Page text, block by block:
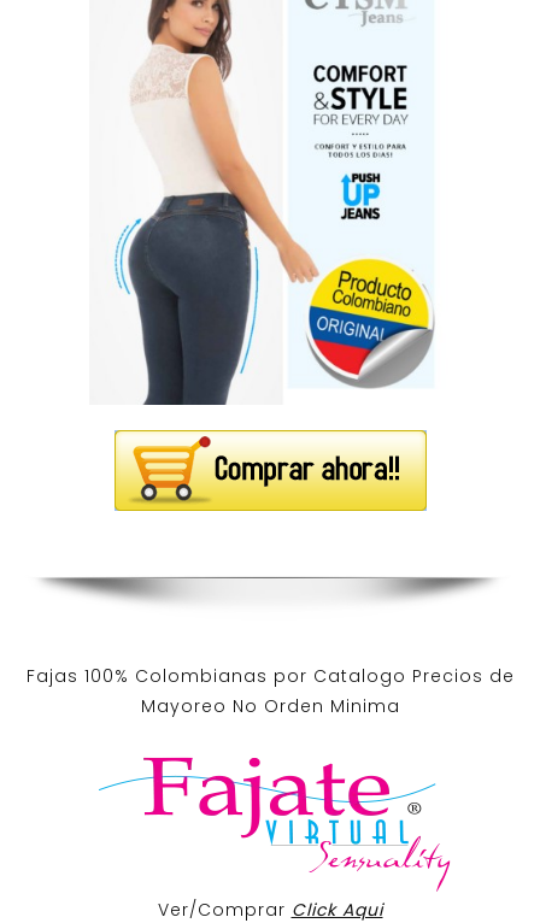
Fajas 100% Colombianas por Catalogo Precios de
Mayoreo No Orden Minima
Ver/Comprar Click Aqui